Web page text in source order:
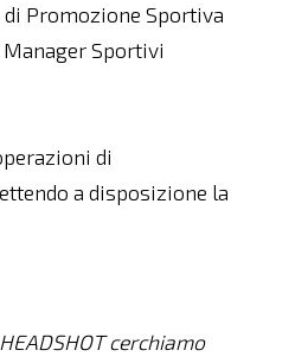
di Promozione Sportiva
Manager Sportivi
di
a disposizione la
cerchiamo